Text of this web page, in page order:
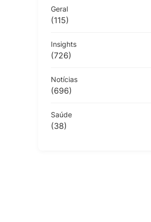
Geral
(115)
Insights
(726)
Notícias
(696)
Saúde
(38)